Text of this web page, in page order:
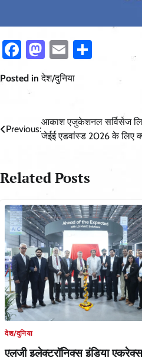
Facebook
Mastodon
Email
Posted inदेश/दुनिया
Post
navigation
Previous:
आकाश एजुकेशनल सर्विसेज
जेईई एडवांस्ड 2026 के लिए
Related Posts
देश/दुनिया
एलजी इलेक्ट्रॉनिक्स इंडिया